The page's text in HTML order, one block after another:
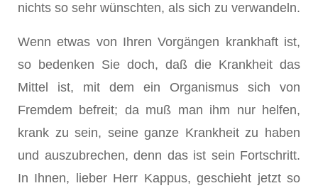
nichts so sehr wünschten, als sich zu verwandeln.
Wenn etwas von Ihren Vorgängen krankhaft ist,
so bedenken Sie doch, daß die Krankheit das
Mittel ist, mit dem ein Organismus sich von
Fremdem befreit; da muß man ihm nur helfen,
krank zu sein, seine ganze Krankheit zu haben
und auszubrechen, denn das ist sein Fortschritt.
In Ihnen, lieber Herr Kappus, geschieht jetzt so